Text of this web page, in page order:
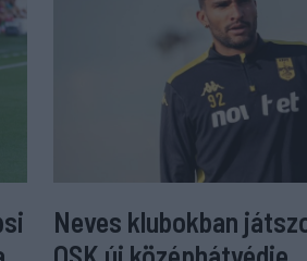
Neves klubokban